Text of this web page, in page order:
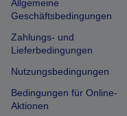
Allgemeine
Geschäftsbedingungen
Zahlungs- und
Lieferbedingungen
Nutzungsbedingungen
Bedingungen für Online-
Aktionen